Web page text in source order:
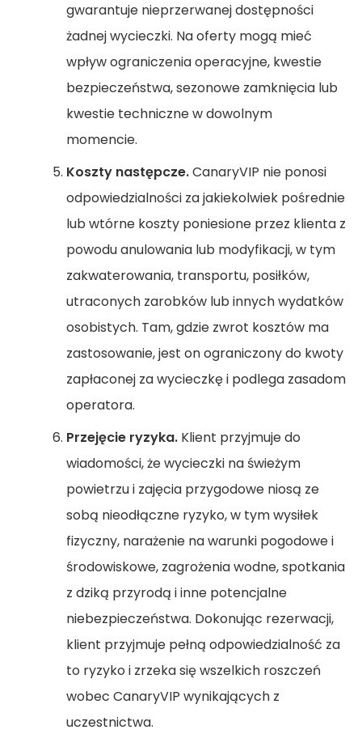
gwarantuje nieprzerwanej dostępności
żadnej wycieczki. Na oferty mogą mieć
wpływ ograniczenia operacyjne, kwestie
bezpieczeństwa, sezonowe zamknięcia lub
kwestie techniczne w dowolnym
momencie.
Koszty następcze.CanaryVIP nie ponosi
odpowiedzialności za jakiekolwiek pośrednie
lub wtórne koszty poniesione przez klienta z
powodu anulowania lub modyfikacji, w tym
zakwaterowania, transportu, posiłków,
utraconych zarobków lub innych wydatków
osobistych. Tam, gdzie zwrot kosztów ma
zastosowanie, jest on ograniczony do kwoty
zapłaconej za wycieczkę i podlega zasadom
operatora.
Przejęcie ryzyka. Klient przyjmuje do
wiadomości, że wycieczki na świeżym
powietrzu i zajęcia przygodowe niosą ze
sobą nieodłączne ryzyko, w tym wysiłek
fizyczny, narażenie na warunki pogodowe i
środowiskowe, zagrożenia wodne, spotkania
z dziką przyrodą i inne potencjalne
niebezpieczeństwa. Dokonując rezerwacji,
klient przyjmuje pełną odpowiedzialność za
to ryzyko i zrzeka się wszelkich roszczeń
wobec CanaryVIP wynikających z
uczestnictwa.